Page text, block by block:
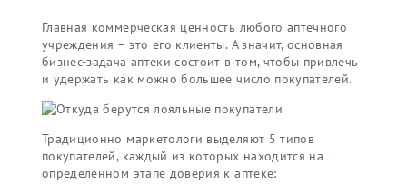
Главная коммерческая ценность любого аптечного
учреждения – это его клиенты. А значит, основная
бизнес-задача аптеки состоит в том, чтобы привлечь
и удержать как можно большее число покупателей.
Традиционно маркетологи выделяют 5 типов
покупателей, каждый из которых находится на
определенном этапе доверия к аптеке: